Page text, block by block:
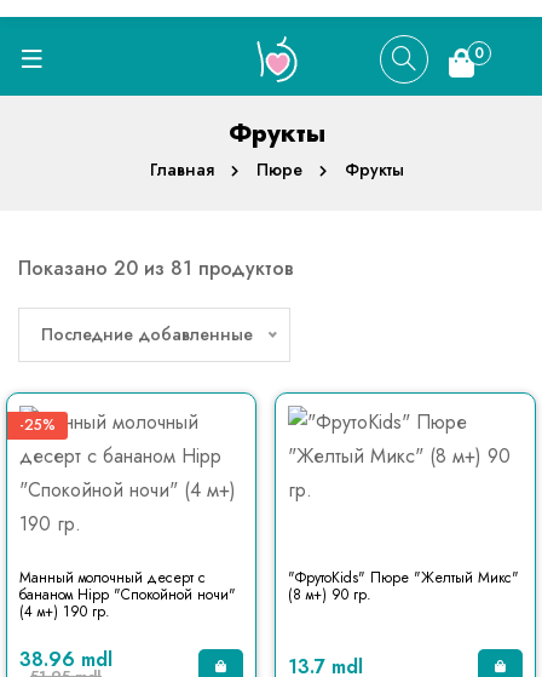
0
Фрукты
Главная Пюре Фрукты
Показано 20 из 81 продуктов
Последние добавленные
-25%
Манный молочный десерт с
бананом Hipp "Спокойной ночи"
(4 м+) 190 гр.
38.96 mdl
"ФрутоKids" Пюре "Желтый Микс"
(8 м+) 90 гр.
13.7 mdl